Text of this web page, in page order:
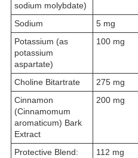
sodium molybdate)
Sodium 5 mg
Potassium (as
potassium
aspartate)
100 mg
Choline Bitartrate 275 mg
Cinnamon
(Cinnamomum
aromaticum) Bark
Extract
200 mg
Protective Blend:
112 mg